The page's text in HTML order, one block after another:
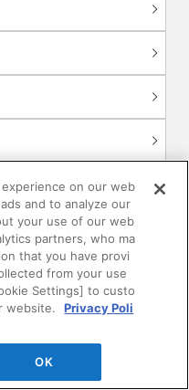
ト〉
ビス
on our web
and to analyze our
your use of our web
partners, who ma
that you have provi
from your use
Settings] to custo
website.
Privacy Poli
OK